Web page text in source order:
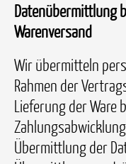
Datenübermittlung
Warenversand
Wir übermitteln
Rahmen der
Lieferung der Ware
Übermittlung der